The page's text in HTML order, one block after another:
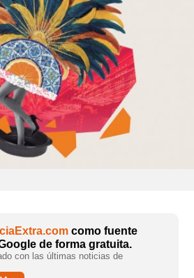
como fuente
de forma gratuita.
con las últimas noticias de